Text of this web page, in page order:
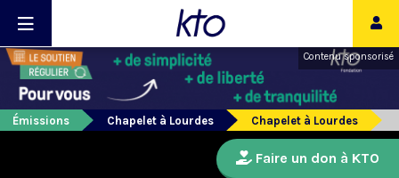
Contenu sponsorisé
Émissions Chapelet à Lourdes Chapelet à Lourdes
Faire un don à KTO